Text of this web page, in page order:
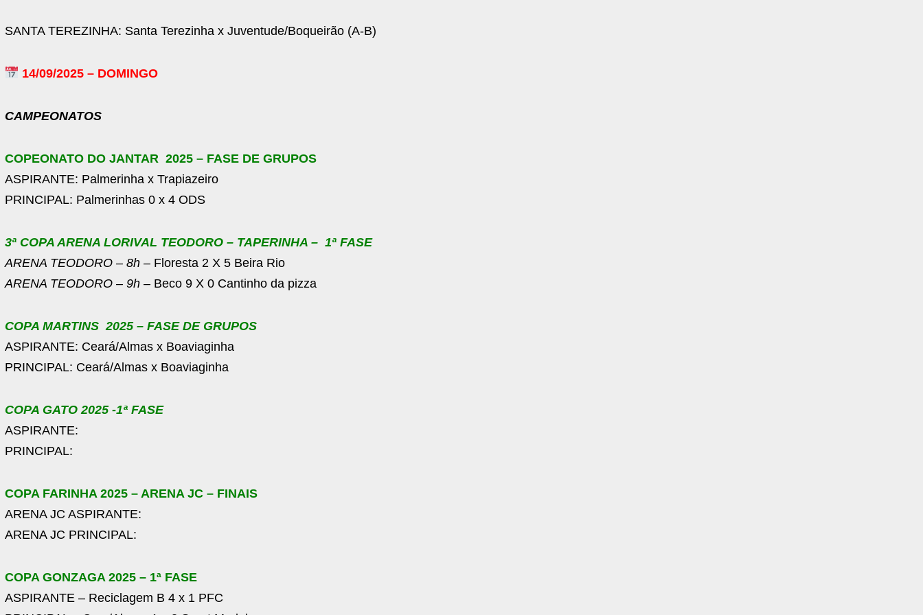
SANTA TEREZINHA: Santa Terezinha x Juventude/Boqueirão (A-B)
14/09/2025 – DOMINGO
CAMPEONATOS
COPEONATO DO JANTAR 2025 – FASE DE GRUPOS
ASPIRANTE: Palmerinha x Trapiazeiro
PRINCIPAL: Palmerinhas 0 x 4 ODS
3ª COPA ARENA LORIVAL TEODORO – TAPERINHA – 1ª FASE
ARENA TEODORO – 8h – Floresta 2 X 5 Beira Rio
ARENA TEODORO – 9h – Beco 9 X 0 Cantinho da pizza
COPA MARTINS 2025 – FASE DE GRUPOS
ASPIRANTE: Ceará/Almas x Boaviaginha
PRINCIPAL: Ceará/Almas x Boaviaginha
COPA GATO 2025 -1ª FASE
ASPIRANTE:
PRINCIPAL:
COPA FARINHA 2025 – ARENA JC – FINAIS
ARENA JC ASPIRANTE:
ARENA JC PRINCIPAL:
COPA GONZAGA 2025 – 1ª FASE
ASPIRANTE – Reciclagem B 4 x 1 PFC